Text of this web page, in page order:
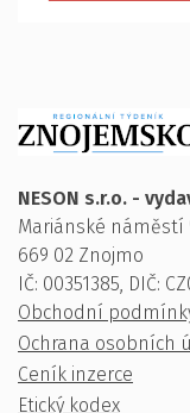
NESON s.r.o. -
Mariánské náměstí
669 02 Znojmo
IČ: 00351385, DIČ:
Obchodní
Ochrana osobních
Ceník inzerce
Etický kodex